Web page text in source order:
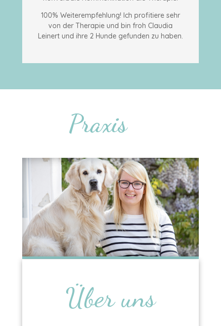
100% Weiterempfehlung! Ich profitiere sehr
von der Therapie und bin froh Claudia
Leinert und ihre 2 Hunde gefunden zu haben.
Praxis
Über uns